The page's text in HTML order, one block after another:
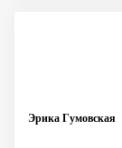
Эрика Гумовская